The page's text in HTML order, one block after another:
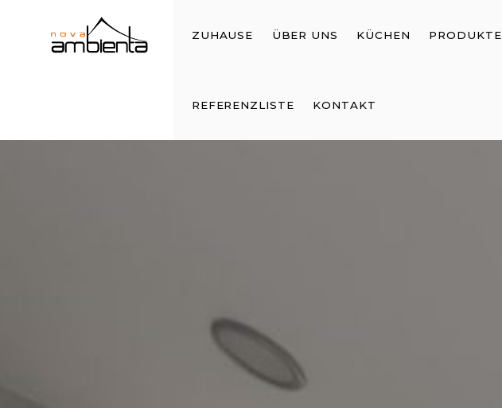
ZUHAUSE ÜBER UNS KÜCHEN PRODUKTE
REFERENZLISTE KONTAKT